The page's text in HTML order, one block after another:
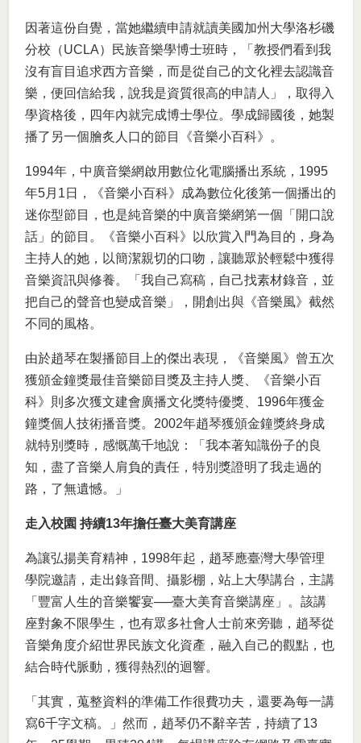
因著這份自覺，當她繼續申請就讀美國加州大學洛杉磯
分校（UCLA）民族音樂學博士班時，「教授們看到我
沒有盲目追求西方音樂，而是從自己的文化裡去認識音
樂，便回信給我，說我是資質很高的申請人」，取得入
學資格後，四年內就完成博士學位。學成歸國後，她製
播了另一個膾炙人口的節目《音樂小百科》。
1994年，中廣音樂網啟用數位化電腦播出系統，1995
年5月1日，《音樂小百科》成為數位化後第一個播出的
迷你型節目，也是純音樂的中廣音樂網第一個「開口說
話」的節目。《音樂小百科》以欣賞入門為目的，身為
主持人的她，以簡潔親切的口吻，讓聽眾於輕鬆中獲得
音樂資訊與修養。「我自己寫稿，自己找素材錄音，並
把自己的聲音也變成音樂」，開創出與《音樂風》截然
不同的風格。
由於趙琴在製播節目上的傑出表現，《音樂風》曾五次
獲頒金鐘獎最佳音樂節目獎及主持人獎、《音樂小百
科》則多次獲文建會廣播文化獎特優獎、1996年獲金
鐘獎個人技術播音獎。2002年趙琴獲頒金鐘獎終身成
就特別獎時，感慨萬千地說：「我本著知識份子的良
知，盡了音樂人肩負的責任，特別獎證明了我走過的
路，了無遺憾。」
走入校園 持續13年擔任臺大美育講座
為讓弘揚美育精神，1998年起，趙琴應臺灣大學管理
學院邀請，走出錄音間、攝影棚，站上大學講台，主講
「豐富人生的音樂饗宴──臺大美育音樂講座」。該講
座對象不限學生，也有眾多社會人士前來旁聽，趙琴從
音樂角度介紹世界民族文化資產，融入自己的觀點，也
結合時代脈動，獲得熱烈的迴響。
「其實，蒐整資料的準備工作很費功夫，還要為每一講
寫6千字文稿。」然而，趙琴仍不辭辛苦，持續了13